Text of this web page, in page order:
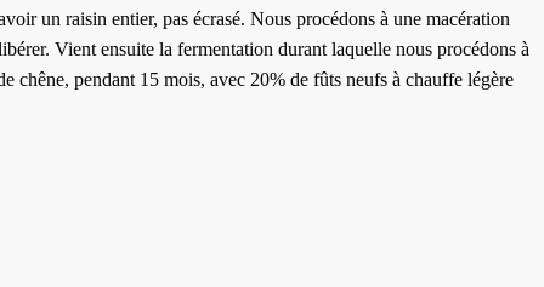
un raisin entier, pas écrasé. Nous procédons à une macération
Vient ensuite la fermentation durant laquelle nous procédons à
chêne, pendant 15 mois, avec 20% de fûts neufs à chauffe légère